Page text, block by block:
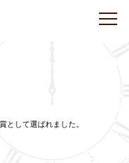
として選ばれました。